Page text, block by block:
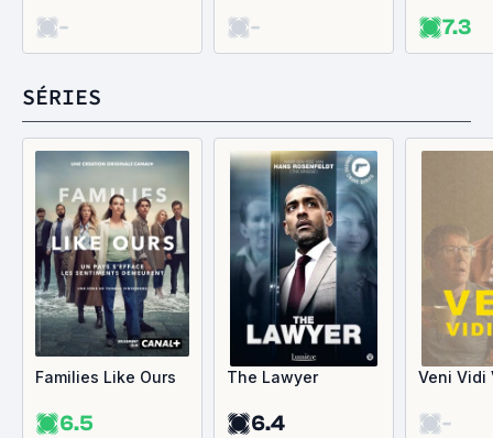
- - 7.3
SÉRIES
Families Like Ours
6.5
The Lawyer
6.4
Veni Vidi
-